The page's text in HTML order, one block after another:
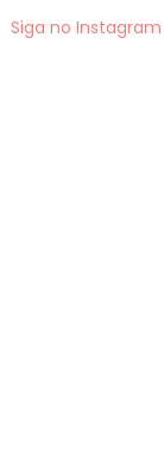
Siga no Instagram